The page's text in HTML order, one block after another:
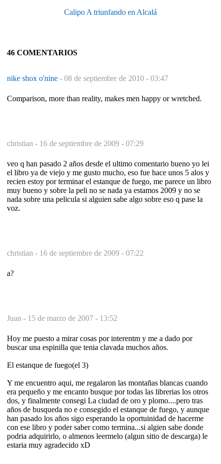
Calipo A triunfando en Alcalá
46 COMENTARIOS
nike shox o'nine - 08 de septiembre de 2010 - 03:47
Comparison, more than reality, makes men happy or wretched.
christian - 16 de septiembre de 2009 - 07:29
veo q han pasado 2 años desde el ultimo comentario bueno yo lei
el libro ya de viejo y me gusto mucho, eso fue hace unos 5 alos y
recien estoy por terminar el estanque de fuego, me parece un libro
muy bueno y sobre la peli no se nada ya estamos 2009 y no se
nada sobre una pelicula si alguien sabe algo sobre eso q pase la
voz.
christian - 16 de septiembre de 2009 - 07:22
a?
Juan - 15 de marzo de 2007 - 13:52
Hoy me puesto a mirar cosas por interentm y me a dado por
buscar una espinilla que tenia clavada muchos años.
El estanque de fuego(el 3)
Y me encuentro aqui, me regalaron las montañas blancas cuando
era pequeño y me encanto busque por todas las librerias los otros
dos, y finalmente consegi La ciudad de oro y plomo....pero tras
años de busqueda no e consegido el estanque de fuego, y aunque
han pasado los años sigo esperando la oportuinidad de hacerme
con ese libro y poder saber como termina...si algien sabe donde
podria adquirirlo, o almenos leermelo (algun sitio de descarga) le
estaria muy agradecido xD